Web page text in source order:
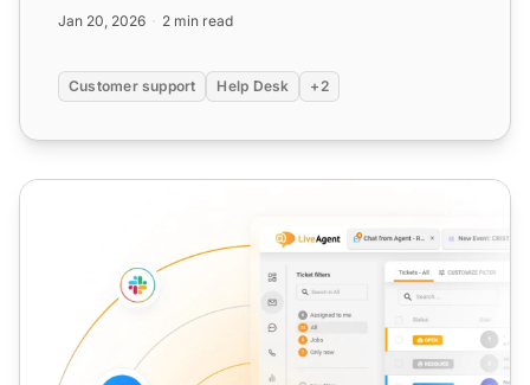
Jan 20, 2026 2 min read
Customer support Help Desk +2
服务台